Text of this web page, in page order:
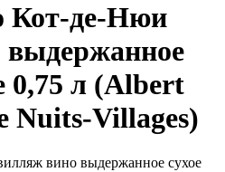
Кот-де-Нюи
0,75 л (Albert
Nuits-Villages)